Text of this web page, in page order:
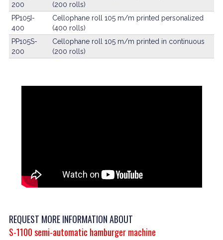
200
(200 rolls)
PP105I-
400
Cellophane roll 105 m/m printed personalized
(400 rolls)
PP105S-
200
Cellophane roll 105 m/m printed in continuous
(200 rolls)
REQUEST MORE INFORMATION ABOUT
S-1100 semi-automatic hamburger machine